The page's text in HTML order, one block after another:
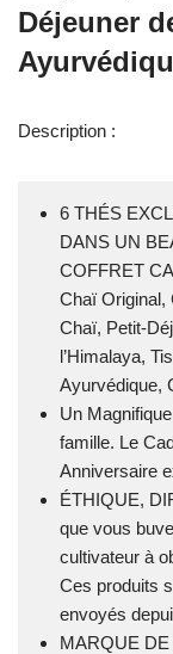
Déjeuner
Description :
6 THÉS
DANS UN
COFFRET
Chaï Original,
Chaï, Petit-
l’Himalaya,
Ayurvédique,
Un
famille. Le
Anniversaire
ÉTHIQUE,
que vous
cultivateur à
Ces produits
envoyés
MARQUE